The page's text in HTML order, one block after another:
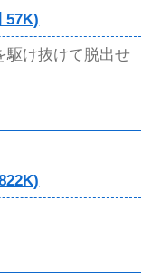
57K)
駆け抜けて脱出せ